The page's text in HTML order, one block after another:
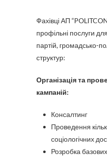
Фахівці АП
профільні послуги
партій, громадсько-
структур:
Організація та
кампаній:
Консалтинг
Проведення
соціологічних
Розробка